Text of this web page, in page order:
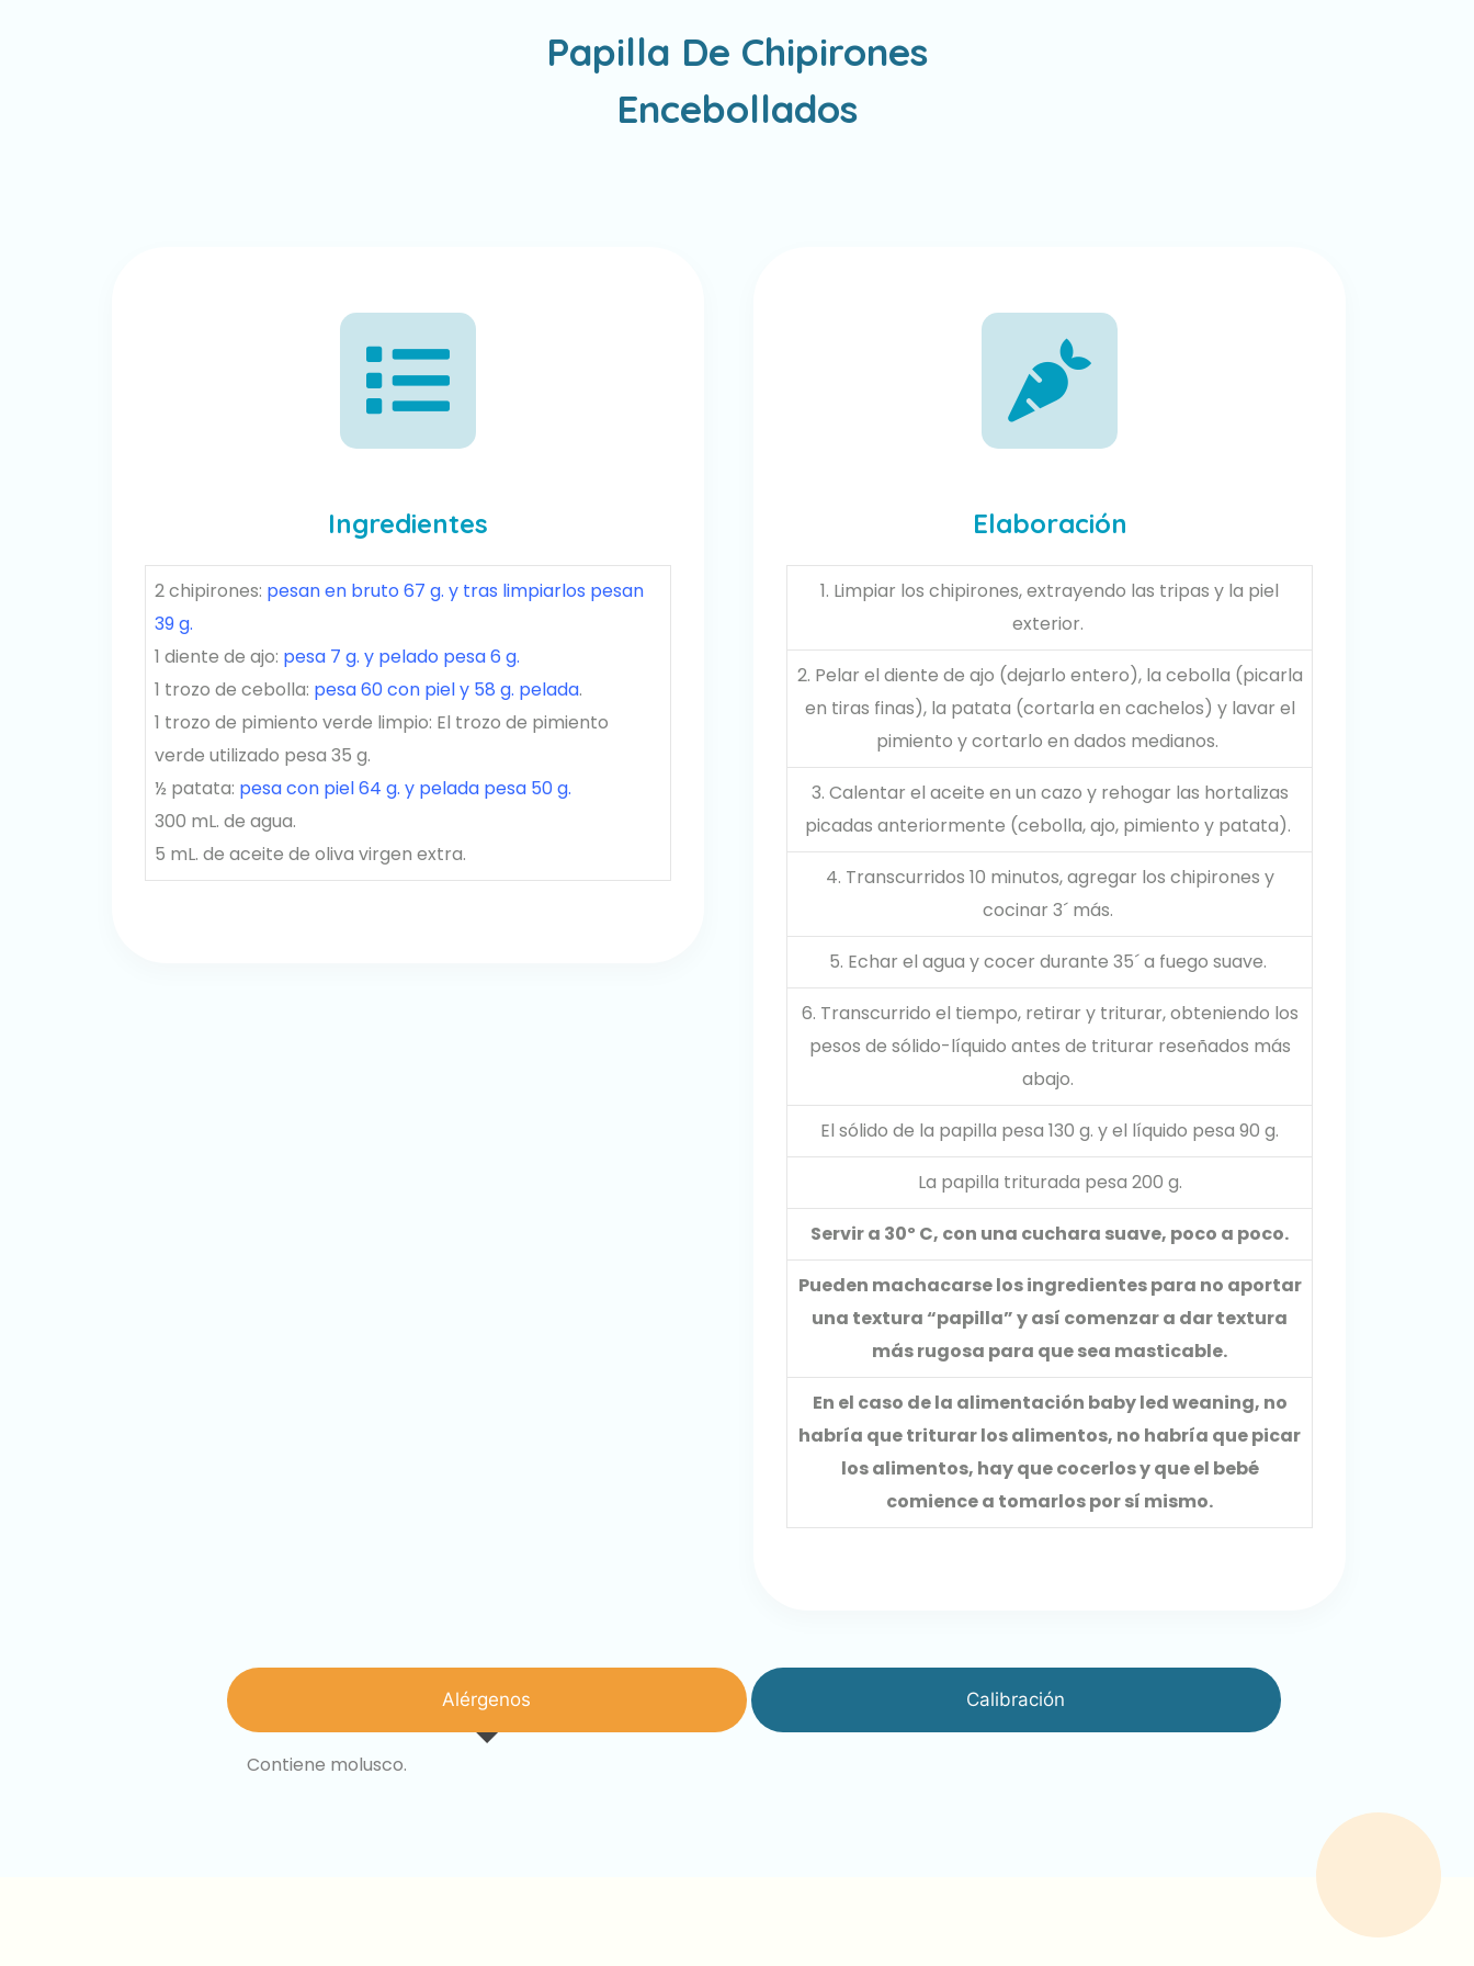
Papilla De Chipirones
Encebollados
Ingredientes
2 chipirones: pesan en bruto 67 g. y tras limpiarlos pesan
39 g.
1 diente de ajo: pesa 7 g. y pelado pesa 6 g.
1 trozo de cebolla: pesa 60 con piel y 58 g. pelada.
1 trozo de pimiento verde limpio: El trozo de pimiento
verde utilizado pesa 35 g.
½ patata: pesa con piel 64 g. y pelada pesa 50 g.
300 mL. de agua.
5 mL. de aceite de oliva virgen extra.
Elaboración
1. Limpiar los chipirones, extrayendo las tripas y la piel
exterior.
2. Pelar el diente de ajo (dejarlo entero), la cebolla (picarla
en tiras finas), la patata (cortarla en cachelos) y lavar el
pimiento y cortarlo en dados medianos.
3. Calentar el aceite en un cazo y rehogar las hortalizas
picadas anteriormente (cebolla, ajo, pimiento y patata).
4. Transcurridos 10 minutos, agregar los chipirones y
cocinar 3´ más.
5. Echar el agua y cocer durante 35´ a fuego suave.
6. Transcurrido el tiempo, retirar y triturar, obteniendo los
pesos de sólido-líquido antes de triturar reseñados más
abajo.
El sólido de la papilla pesa 130 g. y el líquido pesa 90 g.
La papilla triturada pesa 200 g.
Servir a 30º C, con una cuchara suave, poco a poco.
Pueden machacarse los ingredientes para no aportar
una textura “papilla” y así comenzar a dar textura
más rugosa para que sea masticable.
En el caso de la alimentación baby led weaning, no
habría que triturar los alimentos, no habría que picar
los alimentos, hay que cocerlos y que el bebé
comience a tomarlos por sí mismo.
Alérgenos Calibración
Contiene molusco.